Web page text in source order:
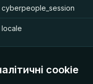
cyberpeople_session
locale
cookie